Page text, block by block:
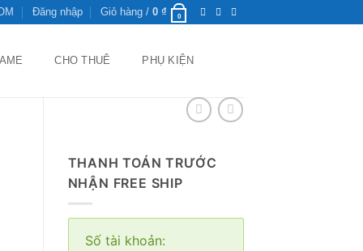
Đăng nhập Giỏ hàng /0₫ 0
CHO THUÊ PHỤ KIỆN
THANH TOÁN TRƯỚC
NHẬN FREE SHIP
Số tài khoản: